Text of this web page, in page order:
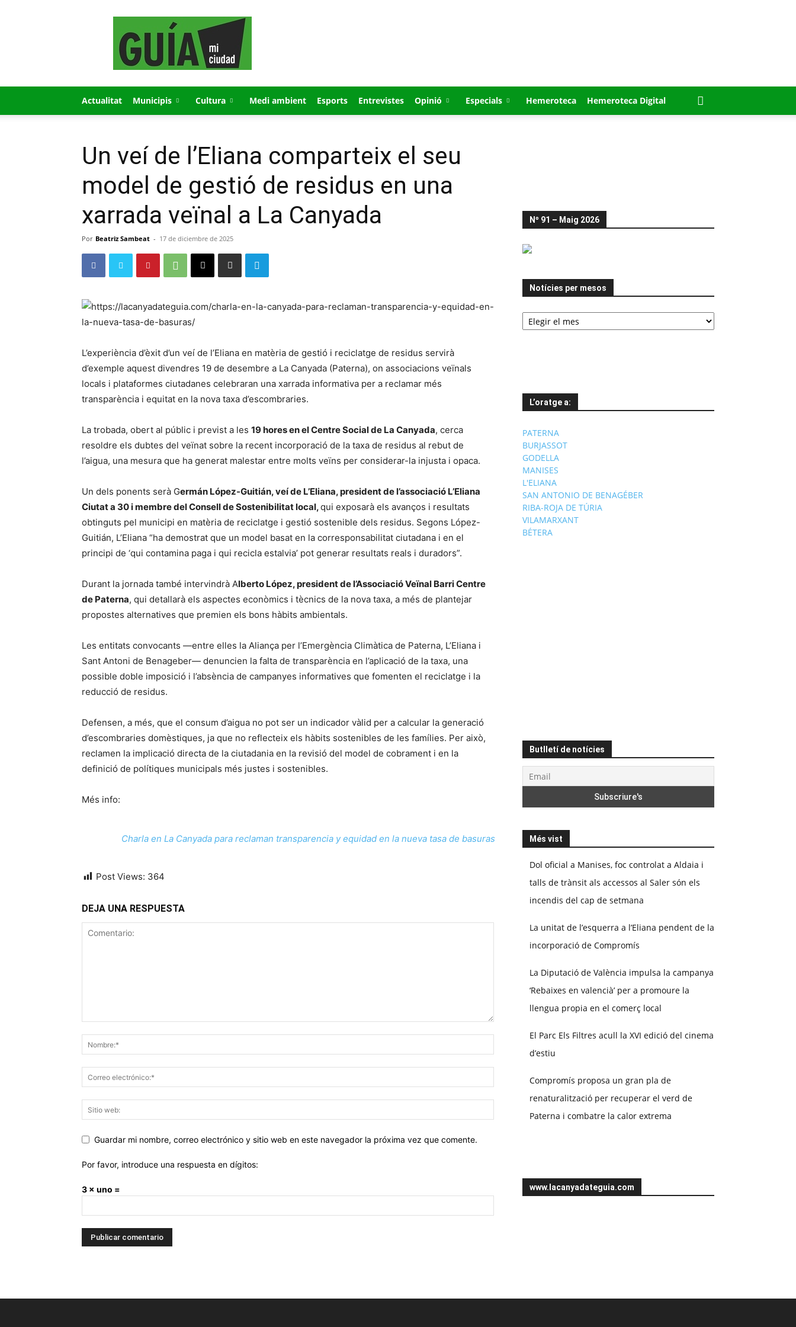
MI
CIUDAD
Actualitat Municipis Cultura Medi ambient Esports Entrevistes Opinió Especials Hemeroteca Hemeroteca Digital
Un veí de l’Eliana comparteix el seu
model de gestió de residus en una
xarrada veïnal a La Canyada
Por Beatriz Sambeat - 17 de diciembre de 2025
L’experiència d’èxit d’un veí de l’Eliana en matèria de gestió i reciclatge de residus servirà
d’exemple aquest divendres 19 de desembre a La Canyada (Paterna), on associacions veïnals
locals i plataformes ciutadanes celebraran una xarrada informativa per a reclamar més
transparència i equitat en la nova taxa d’escombraries.
La trobada, obert al públic i previst a les 19 hores en el Centre Social de La Canyada, cerca
resoldre els dubtes del veïnat sobre la recent incorporació de la taxa de residus al rebut de
l’aigua, una mesura que ha generat malestar entre molts veïns per considerar-la injusta i opaca.
Un dels ponents serà Germán López-Guitián, veí de L’Eliana, president de l’associació L’Eliana
Ciutat a 30 i membre del Consell de Sostenibilitat local,qui exposarà els avanços i resultats
obtinguts pel municipi en matèria de reciclatge i gestió sostenible dels residus. Segons López-
Guitián, L’Eliana “ha demostrat que un model basat en la corresponsabilitat ciutadana i en el
principi de ‘qui contamina paga i qui recicla estalvia’ pot generar resultats reals i duradors”.
Durant la jornada també intervindrà Alberto López, president de l’Associació Veïnal Barri Centre
de Paterna, qui detallarà els aspectes econòmics i tècnics de la nova taxa, a més de plantejar
propostes alternatives que premien els bons hàbits ambientals.
Les entitats convocants —entre elles la Aliança per l’Emergència Climàtica de Paterna, L’Eliana i
Sant Antoni de Benageber— denuncien la falta de transparència en l’aplicació de la taxa, una
possible doble imposició i l’absència de campanyes informatives que fomenten el reciclatge i la
reducció de residus.
Defensen, a més, que el consum d’aigua no pot ser un indicador vàlid per a calcular la generació
d’escombraries domèstiques, ja que no reflecteix els hàbits sostenibles de les famílies. Per això,
reclamen la implicació directa de la ciutadania en la revisió del model de cobrament i en la
definició de polítiques municipals més justes i sostenibles.
Més info:
Charla en La Canyada para reclaman transparencia y equidad en la nueva tasa de basuras
Post Views: 364
DEJA UNA RESPUESTA
Guardar mi nombre, correo electrónico y sitio web en este navegador la próxima vez que comente.
Por favor, introduce una respuesta en dígitos:
3 × uno =
Nº 91 – Maig 2026
Notícies per mesos
Notícies
per
L’oratge a:
PATERNA
BURJASSOT
GODELLA
MANISES
L'ELIANA
SAN ANTONIO DE BENAGÉBER
RIBA-ROJA DE TÚRIA
VILAMARXANT
BÉTERA
Butlletí de notícies
Més vist
Dol oficial a Manises, foc controlat a Aldaia i
talls de trànsit als accessos al Saler són els
incendis del cap de setmana
La unitat de l’esquerra a l’Eliana pendent de la
incorporació de Compromís
La Diputació de València impulsa la campanya
‘Rebaixes en valencià’ per a promoure la
llengua propia en el comerç local
El Parc Els Filtres acull la XVI edició del cinema
d’estiu
Compromís proposa un gran pla de
renaturalització per recuperar el verd de
Paterna i combatre la calor extrema
www.lacanyadateguia.com